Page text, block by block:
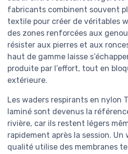
fabricants combinent souvent
textile pour créer de véritables
des zones renforcées aux
résister aux pierres et aux
haut de gamme laisse
produite par l’effort, tout en
extérieure.
Les waders respirants en nylon
laminé sont devenus la
rivière, car ils restent légers
rapidement après la session.
qualité utilise des membranes